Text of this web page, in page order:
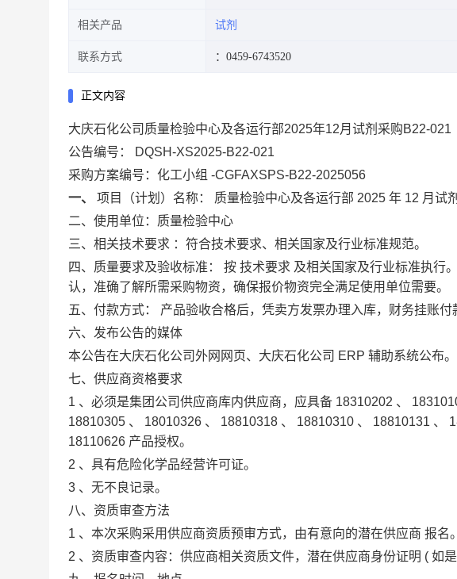
相关产品 试剂
联系方式 ：0459-6743520
正文内容
大庆石化公司质量检验中心及各运行部2025年12月试剂采购B22-021
公告编号：
DQSH-XS2025-B22-021
采购方案编号：化工小组 -CGFAXSPS-B22-2025056
一、 项目（计划）名称： 质量检验中心及各运行部 2025 年 12 月试
二、使用单位：质量检验中心
三、相关技术要求 ：符合技术要求、相关国家及行业标准规范。
四、质量要求及验收标准： 按 技术要求 及相关国家及行业标准执行
认，准确了解所需采购物资，确保报价物资完全满足使用单位需要。
五、付款方式： 产品验收合格后，凭卖方发票办理入库，财务挂账付
六、发布公告的媒体
本公告在大庆石化公司外网网页、大庆石化公司 ERP 辅助系统公布。
七、供应商资格要求
1 、必须是集团公司供应商库内供应商，应具备 18310202 、
18810305 、 18010326 、 18810318 、 18810310 、 18810131 、
18110626 产品授权。
2 、具有危险化学品经营许可证。
3 、无不良记录。
八、资质审查方法
1 、本次采购采用供应商资质预审方式，由有意向的潜在供应商 报名。
2 、资质审查内容：供应商相关资质文件，潜在供应商身份证明 ( 如